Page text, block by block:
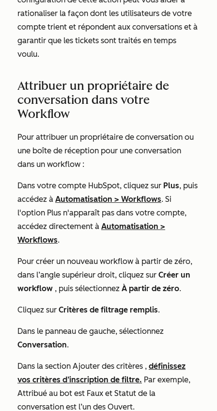
rationaliser la façon dont les utilisateurs de votre
compte trient et répondent aux conversations et à
garantir que les tickets sont traités en temps
voulu.
Attribuer un propriétaire de
conversation dans votre
Workflow
Pour attribuer un propriétaire de conversation ou
une boîte de réception pour une conversation
dans un workflow :
Dans votre compte HubSpot, cliquez sur Plus, puis
accédez à Automatisation > Workflows. Si
l'option Plus n'apparaît pas dans votre compte,
accédez directement à Automatisation >
Workflows.
Pour créer un nouveau workflow à partir de zéro,
dans l’angle supérieur droit, cliquez sur Créer un
workflow , puis sélectionnez À partir de zéro.
Cliquez sur Critères de filtrage remplis.
Dans le panneau de gauche, sélectionnez
Conversation.
Dans la section Ajouter des critères , définissez
vos critères d’inscription de filtre. Par exemple,
Attribué au bot est Faux et Statut de la
conversation est l’un des Ouvert.